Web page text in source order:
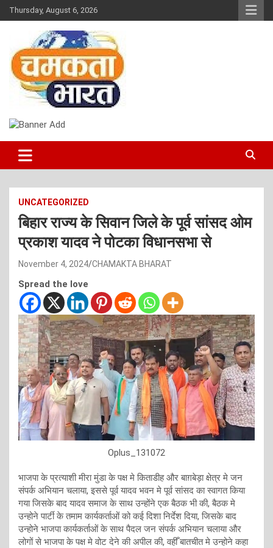
Skip
to
Thursday, August 6, 2026
CHAMAKTA BHARAT
UNCATEGORIZED
बिहार राज्य के सिवान जिले के पूर्व सांसद ओम
प्रकाश यादव ने पोटका विधानसभा से
November 4, 2024 CHAMAKTA BHARAT
Spread the love
Oplus_131072
भाजपा के प्रत्याशी मीरा मुंडा के पक्ष मे किताडीह और बाग़बेड़ा क्षेत्र मे जन
संपर्क अभियान चलाया, इससे पूर्व यादव भवन मे पूर्व सांसद का स्वागत किया
गया जिसके बाद यादव समाज के साथ उन्होंने एक बैठक भी की, बैठक मे
उन्होने पार्टी के तमाम कार्यकर्ताओं को कई दिशा निर्देश दिया, जिसके बाद
उन्होने भाजपा कार्यकर्ताओं के साथ पैदल जन संपर्क अभियान चलाया और
लोगों से भाजपा के पक्ष मे वोट देने की अपील की, वहीँ बातचीत मे उन्होने कहा